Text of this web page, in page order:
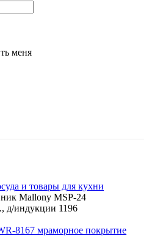
меня
и товары для кухни
Mallony MSP-24
д/индукции 1196
8167 мраморное покрытие